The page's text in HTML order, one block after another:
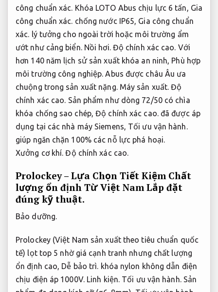
công chuẩn xác. Khóa LOTO Abus chịu lực 6 tấn, Gia
công chuẩn xác. chống nước IP65, Gia công chuẩn
xác. lý tưởng cho ngoài trời hoặc môi trường ẩm
ướt như cảng biển. Nồi hơi. Độ chính xác cao. Với
hơn 140 năm lịch sử sản xuất khóa an ninh, Phù hợp
môi trường công nghiệp. Abus được châu Âu ưa
chuộng trong sản xuất nặng. Máy sản xuất. Độ
chính xác cao. Sản phẩm như dòng 72/50 có chìa
khóa chống sao chép,Độ chính xác cao.đã được áp
dụng tại các nhà máy Siemens, Tối ưu vận hành.
giúp ngăn chặn 100% các nỗ lực phá hoại.
Xưởng cơ khí. Độ chính xác cao.
Prolockey – Lựa Chọn Tiết Kiệm Chất
lượng ổn định Từ Việt NamLắp đặt
đúng kỹ thuật.
Bảo dưỡng.
Prolockey (Việt Nam sản xuất theo tiêu chuẩn quốc
tế) lọt top 5 nhờ giá cạnh tranh nhưng chất lượng
ổn định cao, Dễ bảo trì. khóa nylon không dẫn điện
chịu điện áp 1000V. Linh kiện. Tối ưu vận hành.Sản